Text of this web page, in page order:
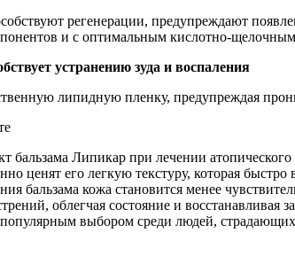
регенерации, предупреждают
и с оптимальным кислотно-
устранению зуда и воспаления
липидную пленку, предупреждая
Липикар при лечении
ценят его легкую текстуру, которая
бальзама кожа становится менее
облегчая состояние и
выбором среди людей, страдающих